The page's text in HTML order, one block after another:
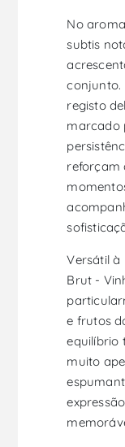
No
subtis
conjunto.
registo
marcado
reforçam
Versátil à
Brut -
e frutos
equilíbrio
muito